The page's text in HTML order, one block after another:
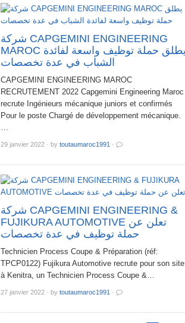
شركة CAPGEMINI ENGINEERING
MAROC يطلق حملة توظيف واسعة لفائدة
الشباب في عدة تخصصات
CAPGEMINI ENGINEERING MAROC
RECRUTEMENT 2022 Capgemini Engineering Maroc
recrute Ingénieurs mécanique juniors et confirmés
Pour le poste Chargé de développement mécanique.
…
29 janvier 2022 · by toutaumaroc1991 ·
شركة CAPGEMINI ENGINEERING &
FUJIKURA AUTOMOTIVE تعلن عن
حملة توظيف في عدة تخصصات
Technicien Process Coupe & Préparation (réf:
TPCP0122) Fujikura Automotive recrute pour son site
à Kenitra, un Technicien Process Coupe &…
27 janvier 2022 · by toutaumaroc1991 ·